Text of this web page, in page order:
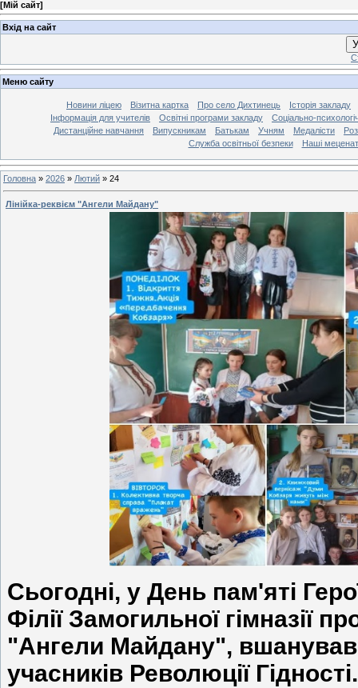
[Мій сайт]
Вхід на сайт
Меню сайту
Новини ліцею Візитна картка Про село Дихтинець
Історія закладу
Інформація для учителів
Освітні програми закладу
Соціально-
Дистанційне навчання
Випускникам Батькам Учням Медалісти
Служба освітньої безпеки
Наші
Головна » 2026 » Лютий » 24
Лінійка-реквієм "Ангели Майдану"
Сьогодні, у День пам'яті
Філії Замогильної гімназії
"Ангели Майдану",
учасників Революції Гідності.